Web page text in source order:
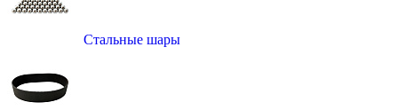
Стальные шары